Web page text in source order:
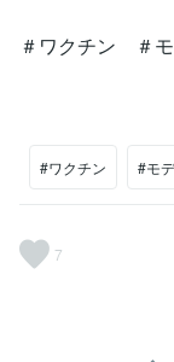
＃ワクチン ＃
#ワクチン #モ
7